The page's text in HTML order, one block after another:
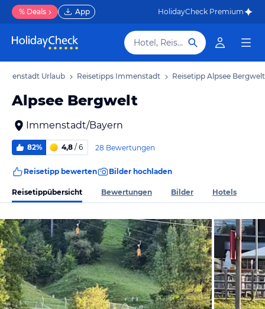
% Deals App HolidayCheck Premium
Hotel, Reiseziel
Urlaub Reisetipps Immenstadt Reisetipp Alpsee Bergwelt
Alpsee Bergwelt
Immenstadt/Bayern
82% 4,8 / 6 28 Bewertungen
Reisetipp bewerten Bilder hochladen
Reisetippübersicht Bewertungen Bilder Hotels